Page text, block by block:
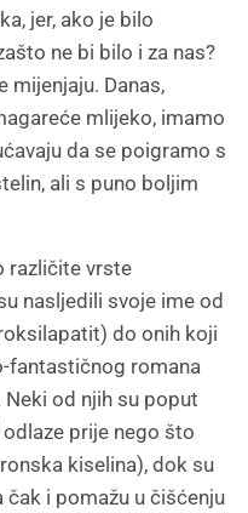
jer, ako je bilo
ne bi bilo i za nas?
mijenjaju. Danas,
mlijeko, imamo
da se poigramo s
ali s puno boljim
različite vrste
nasljedili svoje ime od
do onih koji
fantastičnog romana
od njih su poput
prije nego što
kiselina), dok su
i pomažu u čišćenju